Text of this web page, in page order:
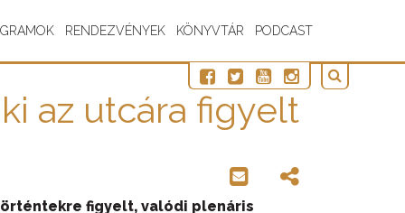
RENDEZVÉNYEK KÖNYVTÁR PODCAST
az utcára figyelt
figyelt, valódi plenáris